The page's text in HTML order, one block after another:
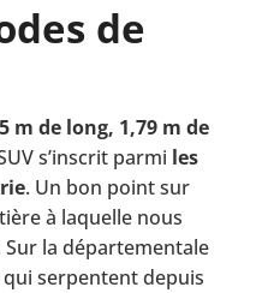
de
m de long, 1,79 m de
s’inscrit parmi les
. Un bon point sur
à laquelle nous
la départementale
qui serpentent depuis